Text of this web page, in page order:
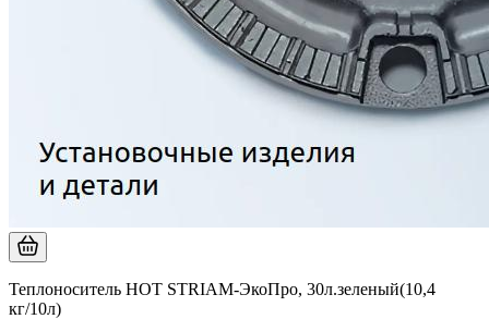
Теплоноситель HOT STRIAM-ЭкоПро, 30л.зеленый(10,4
кг/10л)